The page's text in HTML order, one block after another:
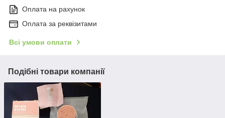
Оплата на рахунок
Оплата за реквізитами
Всі умови оплати
Подібні товари компанії